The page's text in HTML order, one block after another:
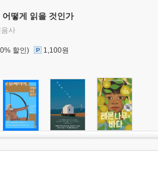
어떻게 읽을 것인가
음사
할인) 1,100원